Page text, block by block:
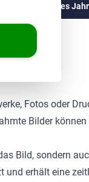
Rabatte des
Fotos oder
Bilder
Bild, sondern
und erhält eine